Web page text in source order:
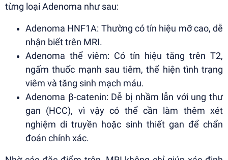
từng loại Adenoma như sau:
Adenoma HNF1A: Thường có tín hiệu mỡ cao, dễ
nhận biết trên MRI.
Adenoma thể viêm: Có tín hiệu tăng trên T2,
ngấm thuốc mạnh sau tiêm, thể hiện tình trạng
viêm và tăng sinh mạch máu.
Adenoma β-catenin: Dễ bị nhầm lẫn với ung thư
gan (HCC), vì vậy có thể cần làm thêm xét
nghiệm di truyền hoặc sinh thiết gan để chẩn
đoán chính xác.